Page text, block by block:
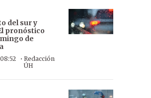
del sur y
pronóstico
de
· Redacción
ÚH